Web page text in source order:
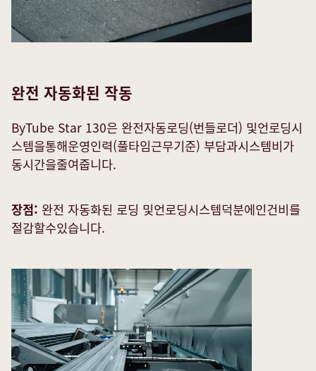
완전 자동화된 작동
ByTube Star 130은 완전자동로딩(번들로더) 및언로딩시
스템을통해운영인력(풀타임근무기준) 부담과시스템비가
동시간을줄여줍니다.
장점: 완전 자동화된 로딩 및언로딩시스템덕분에인건비를
절감할수있습니다.